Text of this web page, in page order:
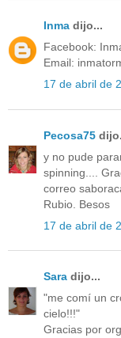
Inma dijo...
Facebook:
Email:
17 de abril de
Pecosa75
y no pude
spinning....
correo
Rubio. Besos
17 de abril de
Sara dijo...
"me comí un
cielo!!!"
Gracias por